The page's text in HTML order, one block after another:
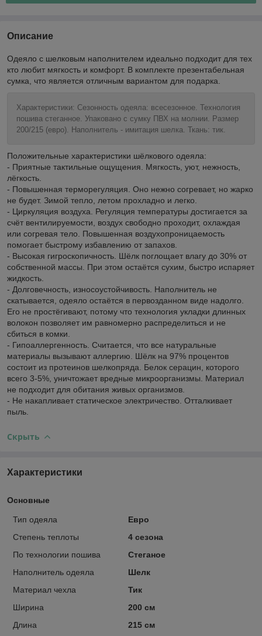
Описание
Одеяло с шелковым наполнителем идеально подходит для тех
кто любит мягкость и комфорт. В комплекте презентабельная
сумка, что является отличным вариантом для подарка.
Характеристики: Сезонность одеяла: всесезонное. Технология
пошива стеганное. Упаковано с сумку ПВХ на молнии. Размер
200/215 (евро). Наполнитель - имитация шелка. Ткань: тик.
Положительные характеристики шёлкового одеяла:
- Приятные тактильные ощущения. Мягкость, уют, нежность,
лёгкость.
- Повышенная терморегуляция. Оно нежно согревает, но жарко
не будет. Зимой тепло, летом прохладно и легко.
- Циркуляция воздуха. Регуляция температуры достигается за
счёт вентилируемости, воздух свободно проходит, охлаждая
или согревая тело. Повышенная воздухопроницаемость
помогает быстрому избавлению от запахов.
- Высокая гигроскопичность. Шёлк поглощает влагу до 30% от
собственной массы. При этом остаётся сухим, быстро испаряет
жидкость.
- Долговечность, износоустойчивость. Наполнитель не
скатывается, одеяло остаётся в первозданном виде надолго.
Его не простёгивают, потому что технология укладки длинных
волокон позволяет им равномерно распределиться и не
сбиться в комки.
- Гипоаллергенность. Считается, что все натуральные
материалы вызывают аллергию. Шёлк на 97% процентов
состоит из протеинов шелкопряда. Белок серацин, которого
всего 3-5%, уничтожает вредные микроорганизмы. Материал
не подходит для обитания живых организмов.
- Не накапливает статическое электричество. Отталкивает
пыль.
Скрыть
Характеристики
Основные
Тип одеяла
Евро
Степень теплоты
4 сезона
По технологии пошива
Стеганое
Наполнитель одеяла
Шелк
Материал чехла
Тик
Ширина
200 см
Длина
215 см